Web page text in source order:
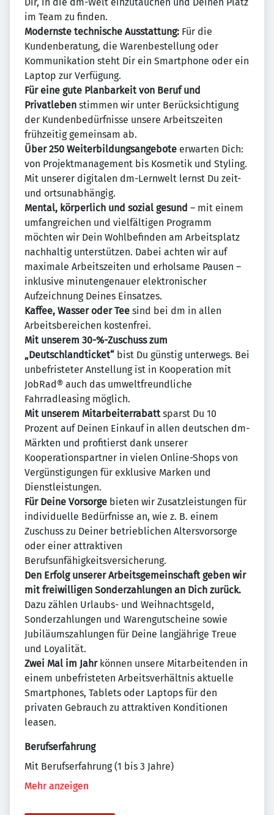
im Team zu finden.
Modernste technische Ausstattung: Für die
Kundenberatung, die Warenbestellung oder
Kommunikation steht Dir ein Smartphone oder ein
Laptop zur Verfügung.
Für eine gute Planbarkeit von Beruf und
Privatleben stimmen wir unter Berücksichtigung
der Kundenbedürfnisse unsere Arbeitszeiten
frühzeitig gemeinsam ab.
Über 250 Weiterbildungsangebote erwarten Dich:
von Projektmanagement bis Kosmetik und Styling.
Mit unserer digitalen dm-Lernwelt lernst Du zeit-
und ortsunabhängig.
Mental, körperlich und sozial gesund – mit einem
umfangreichen und vielfältigen Programm
möchten wir Dein Wohlbefinden am Arbeitsplatz
nachhaltig unterstützen. Dabei achten wir auf
maximale Arbeitszeiten und erholsame Pausen –
inklusive minutengenauer elektronischer
Aufzeichnung Deines Einsatzes.
Kaffee, Wasser oder Tee sind bei dm in allen
Arbeitsbereichen kostenfrei.
Mit unserem 30-%-Zuschuss zum
„Deutschlandticket“ bist Du günstig unterwegs. Bei
unbefristeter Anstellung ist in Kooperation mit
JobRad® auch das umweltfreundliche
Fahrradleasing möglich.
Mit unserem Mitarbeiterrabattsparst Du 10
Prozent auf Deinen Einkauf in allen deutschen dm-
Märkten und profitierst dank unserer
Kooperationspartner in vielen Online-Shops von
Vergünstigungen für exklusive Marken und
Dienstleistungen.
Für Deine Vorsorge bieten wir Zusatzleistungen für
individuelle Bedürfnisse an, wie z. B. einem
Zuschuss zu Deiner betrieblichen Altersvorsorge
oder einer attraktiven
Berufsunfähigkeitsversicherung.
Den Erfolg unserer Arbeitsgemeinschaft geben wir
mit freiwilligen Sonderzahlungen an Dich zurück.
Dazu zählen Urlaubs- und Weihnachtsgeld,
Sonderzahlungen und Warengutscheine sowie
Jubiläumszahlungen für Deine langjährige Treue
und Loyalität.
Zwei Mal im Jahr können unsere Mitarbeitenden in
einem unbefristeten Arbeitsverhältnis aktuelle
Smartphones, Tablets oder Laptops für den
privaten Gebrauch zu attraktiven Konditionen
leasen.
Berufserfahrung
Mit Berufserfahrung (1 bis 3 Jahre)
Mehr anzeigen